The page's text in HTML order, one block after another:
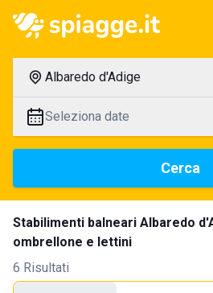
Albaredo d'Adige
Seleziona date
Cerca
Stabilimenti balneari Albaredo
ombrellone e lettini
6 Risultati